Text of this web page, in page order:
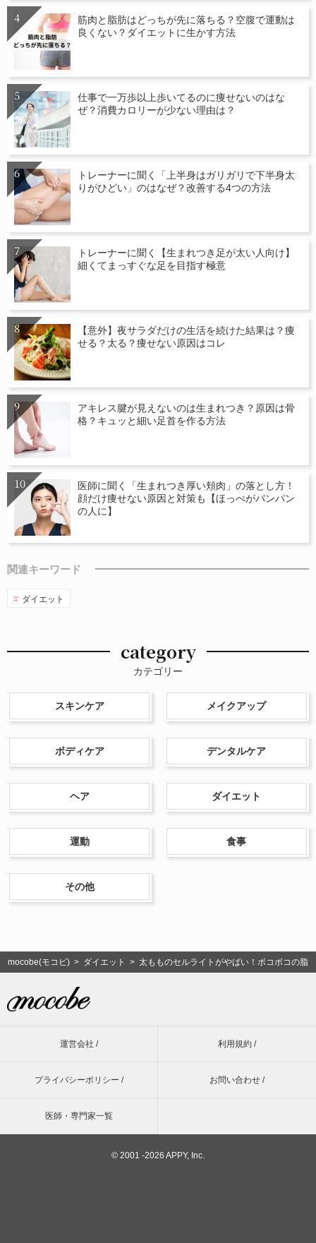
筋肉と脂肪はどっちが先に落ちる？空腹で運動は
良くない？ダイエットに生かす方法
仕事で一万歩以上歩いてるのに痩せないのはな
ぜ？消費カロリーが少ない理由は？
トレーナーに聞く「上半身はガリガリで下半身太
りがひどい」のはなぜ？改善する4つの方法
トレーナーに聞く【生まれつき足が太い人向け】
細くてまっすぐな足を目指す極意
【意外】夜サラダだけの生活を続けた結果は？痩
せる？太る？痩せない原因はコレ
アキレス腱が見えないのは生まれつき？原因は骨
格？キュッと細い足首を作る方法
医師に聞く「生まれつき厚い頬肉」の落とし方！
顔だけ痩せない原因と対策も【ほっぺがパンパン
の人に】
関連キーワード
ダイエット
category
カテゴリー
スキンケア メイクアップ
ボディケア デンタルケア
ヘア ダイエット
運動 食事
その他
mocobe(モコビ) > ダイエット > 太もものセルライトがやばい！ボコボコの脂
運営会社 / 利用規約 /
プライバシーポリシー / お問い合わせ /
医師・専門家一覧
© 2001 -2026 APPY, Inc.